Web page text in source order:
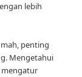
lebih
penting
Mengetahui
mengatur